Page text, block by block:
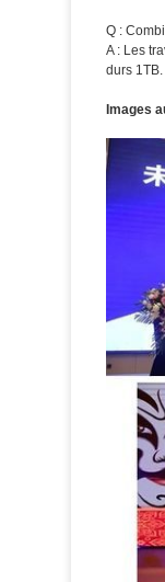
Q :
A : Les
durs
Images